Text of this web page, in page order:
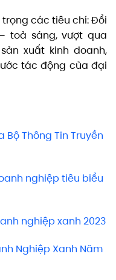
các tiêu chí: Đổi
toả sáng, vượt qua
xuất kinh doanh,
tác động của đại
Bộ Thông Tin Truyền
nghiệp tiêu biểu
nghiệp xanh 2023
Nghiệp Xanh Năm